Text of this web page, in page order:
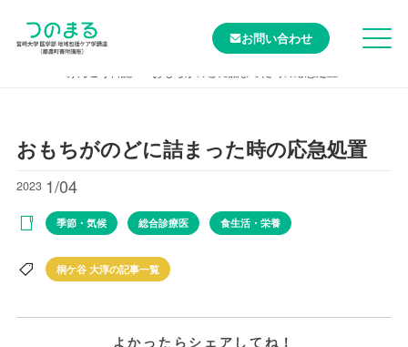
お問い合わせ
おもちがのどに詰まった時の応急処置
2023 1/04
季節・気候 総合診療医 食生活・栄養
桐ケ谷 大淳の記事一覧
よかったらシェアしてね！